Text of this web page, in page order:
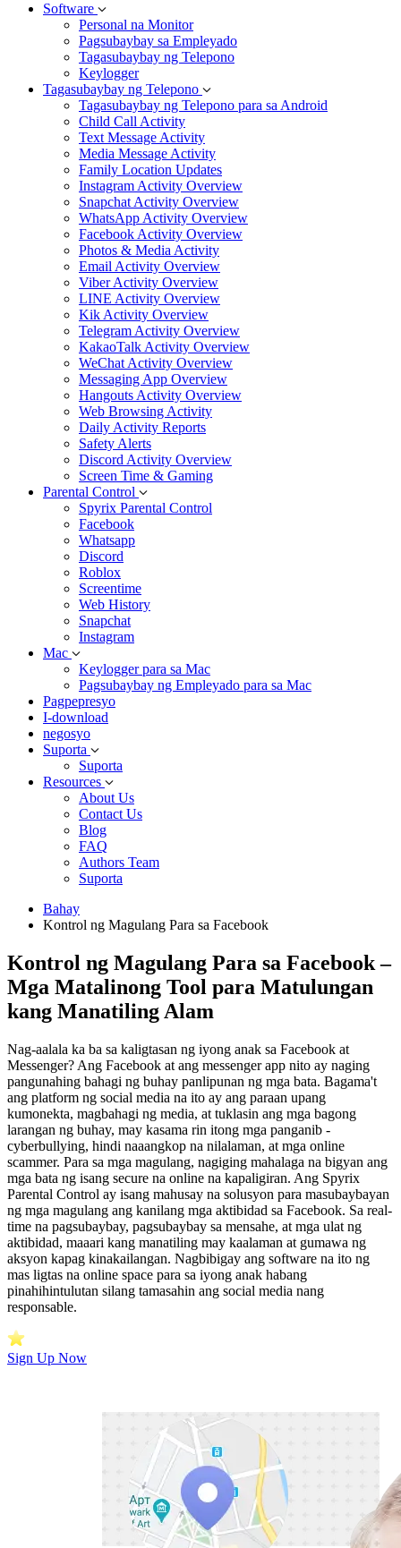
Software
Personal na Monitor
Pagsubaybay sa Empleyado
Tagasubaybay ng Telepono
Keylogger
Tagasubaybay ng Telepono
Tagasubaybay ng Telepono para sa Android
Child Call Activity
Text Message Activity
Media Message Activity
Family Location Updates
Instagram Activity Overview
Snapchat Activity Overview
WhatsApp Activity Overview
Facebook Activity Overview
Photos & Media Activity
Email Activity Overview
Viber Activity Overview
LINE Activity Overview
Kik Activity Overview
Telegram Activity Overview
KakaoTalk Activity Overview
WeChat Activity Overview
Messaging App Overview
Hangouts Activity Overview
Web Browsing Activity
Daily Activity Reports
Safety Alerts
Discord Activity Overview
Screen Time & Gaming
Parental Control
Spyrix Parental Control
Facebook
Whatsapp
Discord
Roblox
Screentime
Web History
Snapchat
Instagram
Mac
Keylogger para sa Mac
Pagsubaybay ng Empleyado para sa Mac
Pagpepresyo
I-download
negosyo
Suporta
Suporta
Resources
About Us
Contact Us
Blog
FAQ
Authors Team
Suporta
Bahay
Kontrol ng Magulang Para sa Facebook
Kontrol ng Magulang Para sa Facebook –
Mga Matalinong Tool para Matulungan
kang Manatiling Alam
Nag-aalala ka ba sa kaligtasan ng iyong anak sa Facebook at
Messenger? Ang Facebook at ang messenger app nito ay naging
pangunahing bahagi ng buhay panlipunan ng mga bata. Bagama't
ang platform ng social media na ito ay ang paraan upang
kumonekta, magbahagi ng media, at tuklasin ang mga bagong
larangan ng buhay, may kasama rin itong mga panganib -
cyberbullying, hindi naaangkop na nilalaman, at mga online
scammer. Para sa mga magulang, nagiging mahalaga na bigyan ang
mga bata ng isang secure na online na kapaligiran. Ang Spyrix
Parental Control ay isang mahusay na solusyon para masubaybayan
ng mga magulang ang kanilang mga aktibidad sa Facebook. Sa real-
time na pagsubaybay, pagsubaybay sa mensahe, at mga ulat ng
aktibidad, maaari kang manatiling may kaalaman at gumawa ng
aksyon kapag kinakailangan. Nagbibigay ang software na ito ng
mas ligtas na online space para sa iyong anak habang
pinahihintulutan silang tamasahin ang social media nang
responsable.
Sign Up Now